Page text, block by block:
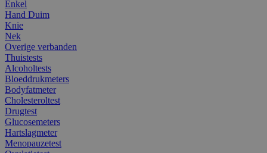
Enkel
Hand Duim
Knie
Nek
Overige verbanden
Thuistests
Alcoholtests
Bloeddrukmeters
Bodyfatmeter
Cholesteroltest
Drugtest
Glucosemeters
Hartslagmeter
Menopauzetest